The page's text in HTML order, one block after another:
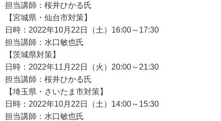
担当講師：桜井ひかる氏
【宮城県・仙台市対策】
日時：2022年10月22日（土）16:00～17:30
担当講師：水口敏也氏
【茨城県対策】
日時：2022年11月22日（火）20:00～21:30
担当講師：桜井ひかる氏
【埼玉県・さいたま市対策】
日時：2022年10月22日（土）14:00～15:30
担当講師：水口敏也氏